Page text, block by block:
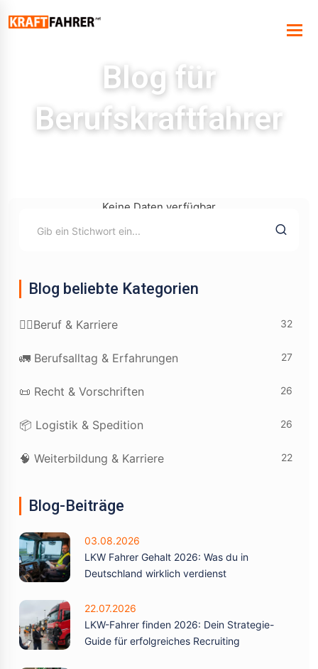
Blog für
Berufskraftfahrer
Keine Daten verfügbar
Blog beliebte Kategorien
👷‍♂️Beruf & Karriere 32
🚛 Berufsalltag & Erfahrungen 27
📜 Recht & Vorschriften 26
📦 Logistik & Spedition 26
🧠 Weiterbildung & Karriere 22
Blog-Beiträge
03.08.2026
LKW Fahrer Gehalt 2026: Was du in
Deutschland wirklich verdienst
22.07.2026
LKW-Fahrer finden 2026: Dein Strategie-
Guide für erfolgreiches Recruiting